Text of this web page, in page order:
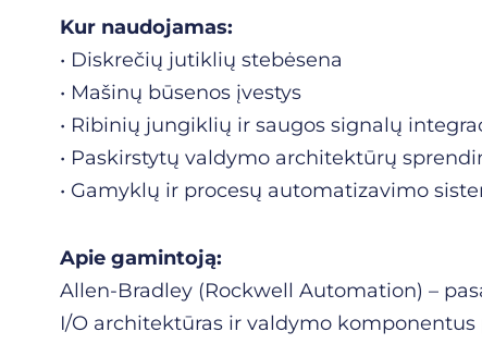
Kur naudojamas:
• Diskrečių jutiklių stebėsena
• Mašinų būsenos įvestys
• Ribinių jungiklių ir saugos signalų
• Paskirstytų valdymo architektūrų
• Gamyklų ir procesų automatizavimo
Apie gamintoją:
Allen-Bradley (Rockwell Automation) –
I/O architektūras ir valdymo komponentus